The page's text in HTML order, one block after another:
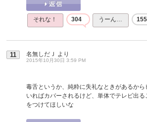
それな！ 304 うーん… 155
11 名無しだＪ より
2015年10月30日 3:59 PM
毒舌というか、純粋に失礼なときがあるか
いればカバーされるけど、単体でテレビ出
をつけてほしいな